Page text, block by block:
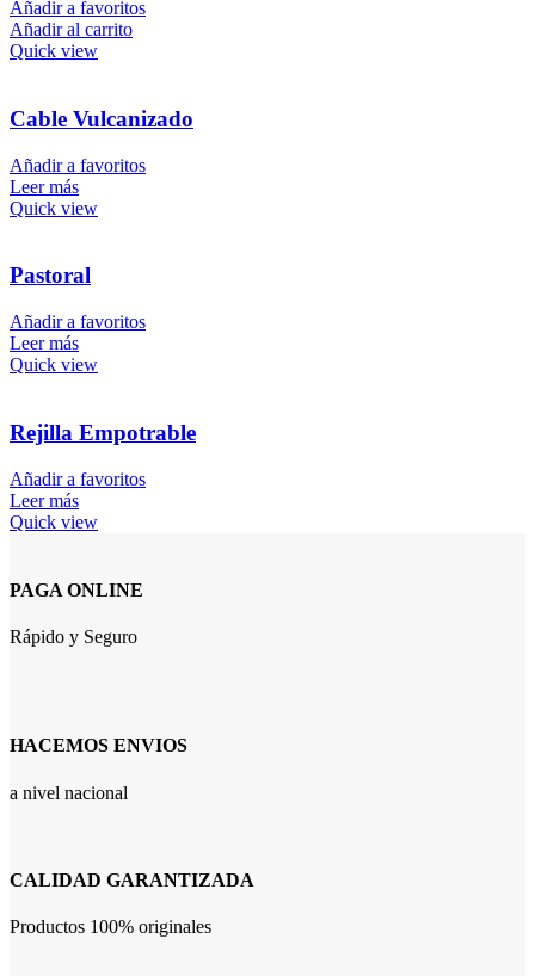
Añadir a favoritos
Añadir al carrito
Quick view
Cable Vulcanizado
Añadir a favoritos
Leer más
Quick view
Pastoral
Añadir a favoritos
Leer más
Quick view
Rejilla Empotrable
Añadir a favoritos
Leer más
Quick view
PAGA ONLINE
Rápido y Seguro
HACEMOS ENVIOS
a nivel nacional
CALIDAD GARANTIZADA
Productos 100% originales